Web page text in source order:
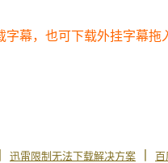
幕，也可下载外挂字幕拖
迅雷限制无法下载解决方案 百